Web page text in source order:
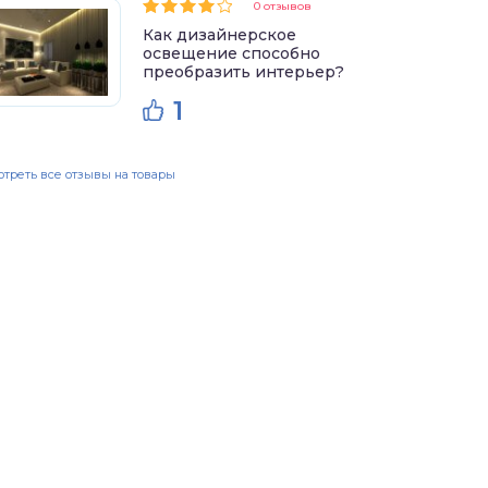
0 отзывов
Как дизайнерское
освещение способно
преобразить интерьер?
1
все отзывы на товары